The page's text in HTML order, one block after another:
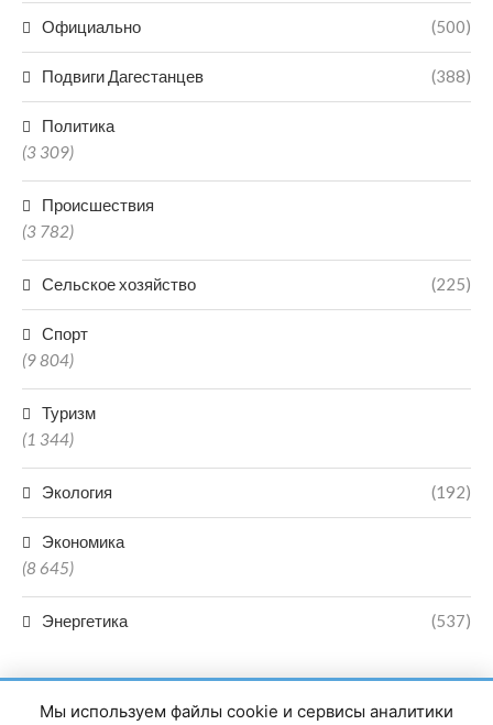
Официально (500)
Подвиги Дагестанцев (388)
Политика
(3 309)
Происшествия
(3 782)
Сельское хозяйство (225)
Спорт
(9 804)
Туризм
(1 344)
Экология (192)
Экономика
(8 645)
Энергетика (537)
Мы используем файлы cookie и сервисы аналитики